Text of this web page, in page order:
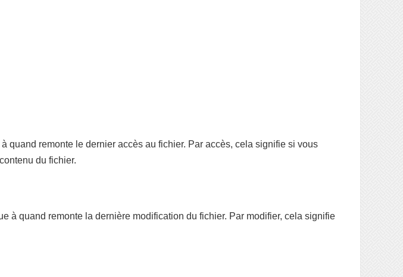
quand remonte le dernier accès au fichier. Par accès, cela signifie si vous
du fichier.
à quand remonte la dernière modification du fichier. Par modifier, cela signifie